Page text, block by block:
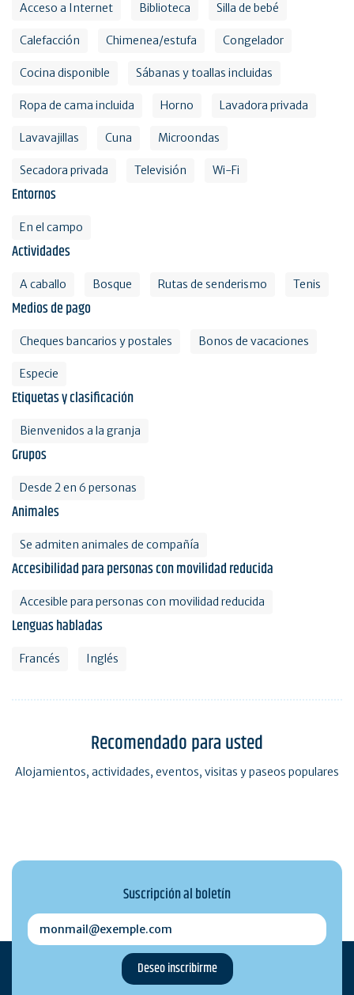
Acceso a Internet Biblioteca Silla de bebé
Calefacción Chimenea/estufa Congelador
Cocina disponible Sábanas y toallas incluidas
Ropa de cama incluida Horno Lavadora privada
Lavavajillas Cuna Microondas
Secadora privada Televisión Wi-Fi
Entornos
En el campo
Actividades
A caballo Bosque Rutas de senderismo Tenis
Medios de pago
Cheques bancarios y postales Bonos de vacaciones
Especie
Etiquetas y clasificación
Bienvenidos a la granja
Grupos
Desde 2 en 6 personas
Animales
Se admiten animales de compañía
Accesibilidad para personas con movilidad reducida
Accesible para personas con movilidad reducida
Lenguas habladas
Francés Inglés
Recomendado para usted
Alojamientos, actividades, eventos, visitas y paseos populares
Suscripción al boletín
monmail@exemple.com